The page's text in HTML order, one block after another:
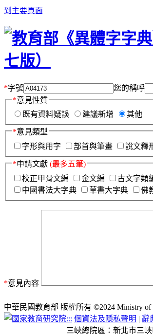
到主要頁面
*字號 您的稱呼
*意見性質
既有資料疑誤
建議新增 其他
*意見類型
字形與用字
部首與筆畫 說文釋
*申請文獻 (最多五筆)
校正甲骨文編
金文編 古文字類
中國書法大字典
草書大字典 佛
*意見內容
中華民國教育部 版權所有 ©2024 Ministry of
::: 個資法及隱私聲明 | 辭
三峽總院區：新北市三